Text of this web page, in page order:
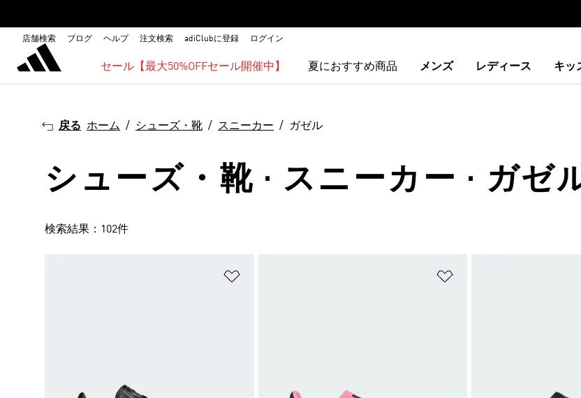
店舗検索 ブログ ヘルプ 注文検索 adiClubに登録 ログイン
セール【最大50%OFFセール開催中】 夏におすすめ商品 メンズ レディース キッ
戻る ホーム シューズ・靴 スニーカー ガゼル
シューズ・靴 · スニーカー · ガゼ
検索結果：102件